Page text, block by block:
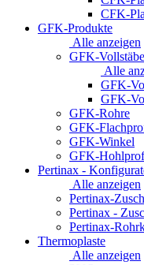
CFK-
GFK-Produkte
Alle anzeigen
GFK-Vollstäbe
Alle
GFK-
GFK-
GFK-Rohre
GFK-
GFK-Winkel
GFK-
Pertinax -
Alle anzeigen
Pertinax-
Pertinax -
Pertinax-
Thermoplaste
Alle anzeigen